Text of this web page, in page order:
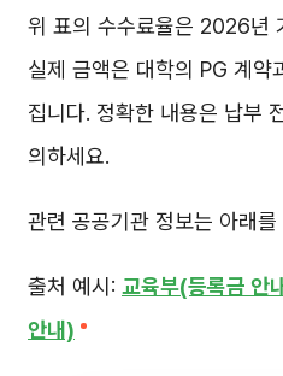
위 표의 수수료율은 2026년
실제 금액은 대학의 PG 계약
집니다. 정확한 내용은 납부
의하세요.
관련 공공기관 정보는 아래
출처 예시: 교육부(등록금 안
안내)